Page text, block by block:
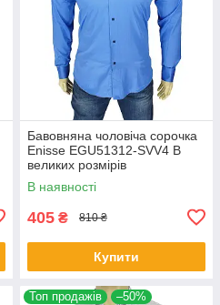
Бавовняна чоловіча сорочка
Еnisse EGU51312-SVV4 B
великих розмірів
В наявності
405 ₴ 810 ₴
Купити
Топ продажів –50%